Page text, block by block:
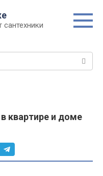
сантехники
квартире и доме